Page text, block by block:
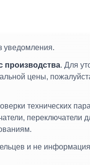
уведомления.
производства. Для
цены,
технических
переключатели
и не